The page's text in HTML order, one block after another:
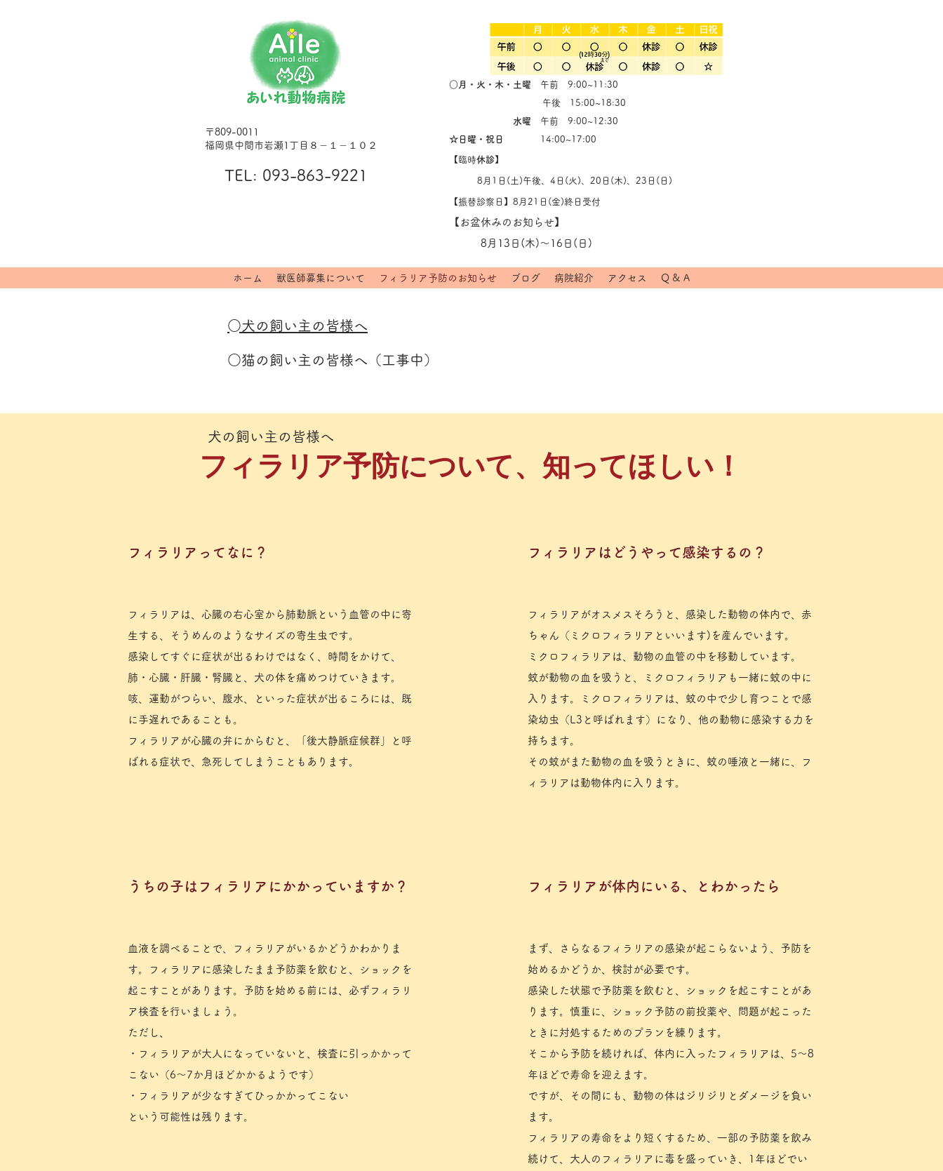
〒809-0011
福岡県中間市岩瀬1丁目８－１－１０２
TEL: 093-863-9221
○月・火・ 木・土 曜 午前 9:00~11:30
午後 15:00~18:30
水曜 午前 9:00~12:30
​☆日曜・祝日
14:00~17:00
【臨時休診】
8月1日(土)午後、4日(火)、20日(木)、23日(日)
【振替診察日】8月21日(金)終日受付
​【お盆休みのお知らせ】
8月13日(木)～16日(日)​
ホーム 獣医師募集について フィラリア予防のお知らせ ブログ 病院紹介 アクセス Q & A
​○犬の飼い主の皆様へ
​○猫の飼い主の皆様へ（工事中）
​犬の飼い主の皆様へ
​フィラリア予防について、知ってほしい！
​フィラリアってなに？
フィラリアは、心臓の右心室から肺動脈 という血管の中に寄
生する、そうめんのようなサイズの寄生虫です。
感染してすぐに症状が出るわけではなく、時間をかけて、
肺・心臓・肝臓・腎臓と、犬の体を痛めつけていきます。
​咳、運動がつらい、腹水、といった症状が出るころには、既
に手遅れであることも。
フィラリアが心臓の弁にからむと、「後大静脈症候群」と呼
ばれる症状で、急死してしまうこともあります。
​フィラリアはどうやって感染するの？
フィラリアがオスメスそろうと、感染した動物の体内で、赤
ちゃん（ミクロフィラリアといいます)を産んでいます。
ミクロフィラリアは、動物の血管の中を移動しています。
蚊が動物の血を吸うと、ミクロフィラリアも一緒に蚊の中に
入ります。ミクロフィラリアは、蚊の中で少し育つことで感
染幼虫（L3と呼ばれます）になり、他の動物に感染する力を
持ちます。
その蚊がまた動物の血を吸うときに、蚊の唾液と一緒に、フ
ィラリアは動物体内に入ります。
​うちの子はフィラリアにかかっていますか？
血液を調べることで、フィラリアがいるかどうかわかりま
す。フィラリアに感染したまま予防薬を飲むと、ショックを
起こすことがあります。予防を始める前には、必ずフィラリ
ア検査を行いましょう。
ただし、
・フィラリアが大人になっていないと、検査に引っかかって
こない（6～7か月ほどかかるようです）
・フィラリアが少なすぎてひっかかってこない
​という可能性は残ります。
​フィラリアが体内にいる、とわかったら
​まず、さらなるフィラリアの感染が起こらないよう、予防を
始めるかどうか、検討が必要です。
​感染した状態で予防薬を飲むと、ショックを起こすことがあ
ります。慎重に、ショック予防の前投薬や、問題が起こった
ときに対処するためのプランを練ります。
そこから予防を続ければ、体内に入ったフィラリアは、5～8
年ほどで寿命を迎えます。
ですが、その間にも、動物の体はジリジリとダメージを負い
ます。
フィラリアの寿命をより短くするため、一部の予防薬を飲み
続けて、大人のフィラリアに毒を盛っていき、1年ほどでい